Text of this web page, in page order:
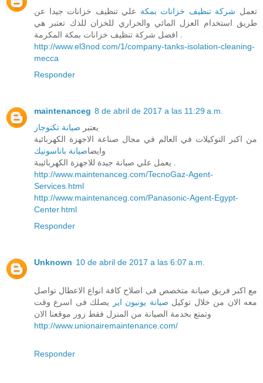
تعمل شركة تنظيف خزانات بمكة علي تنظيف خزانات جيدا عن
طريق استخدام العزل المائي والحراري للخزان للذك تعتبر هي
http://www.el3nod.com/1/company-tanks-isolation-cleaning-
mecca
Responder
maintenanceg 8 de abril de 2017 a las 11:29 a.m.
يعتبر صيانة تكنوجاز
من اكبر التوكيلات في العالم في مجال صناعة الاجهزة الكهربائية
وايضاصيانة باناسونيك
http://www.maintenanceg.com/TecnoGaz-Agent-
Services.html
http://www.maintenanceg.com/Panasonic-Agent-Egypt-
Center.html
Responder
Unknown 10 de abril de 2017 a las 6:07 a.m.
مع اكبر فريق صيانة متخصص فى اصلاح كافة انواع الاعطال تواصل
معه الان من خلال توكيل صيانة يونيون اير
يصلك فى اسرع وقت
وتمتع بخدمة الصيانة من المنزل فقط زور موقعنا الان
http://www.unionairemaintenance.com/
Responder